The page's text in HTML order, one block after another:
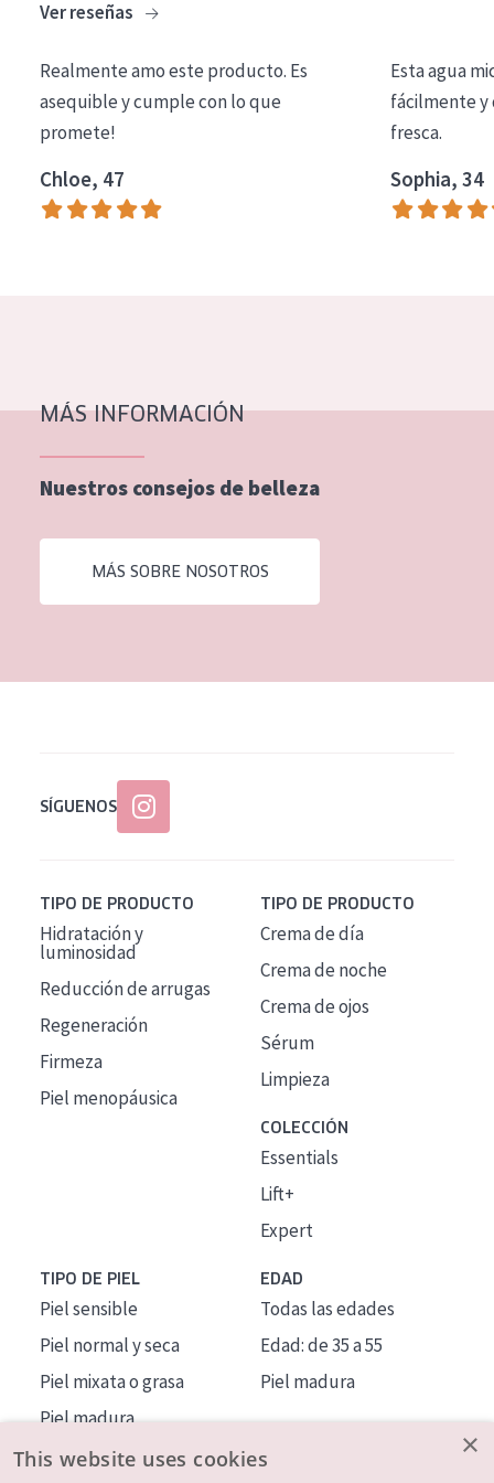
COLECCIÓN
Essentials
Lift+
Expert
TIPO DE PIEL
Piel expuesta al sol
Piel menopáusica
Todas las edades
Edad: de 35 a 55
Ver reseñas
Realmente amo este producto. Es
asequible y cumple con lo que
promete!
Chloe, 47
Esta agua
fácilmente y
fresca.
Sophia, 34
MÁS INFORMACIÓN
Nuestros consejos de belleza
MÁS SOBRE NOSOTROS
SÍGUENOS
TIPO DE PRODUCTO
Hidratación y
luminosidad
Reducción de arrugas
Regeneración
Firmeza
Piel menopáusica
TIPO DE PRODUCTO
Crema de día
Crema de noche
Crema de ojos
Sérum
Limpieza
COLECCIÓN
Essentials
Lift+
Expert
TIPO DE PIEL
Piel sensible
Piel normal y seca
Piel mixata o grasa
Piel madura
Piel expuesta al sol
EDAD
Todas las edades
Edad: de 35 a 55
Piel madura
×
This website uses cookies